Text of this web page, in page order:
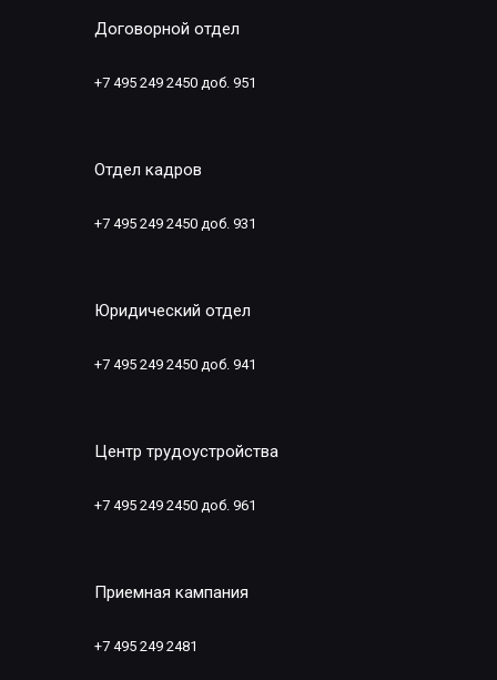
Договорной отдел
+7 495 249 2450 доб. 951
Отдел кадров
+7 495 249 2450 доб. 931
Юридический отдел
+7 495 249 2450 доб. 941
Центр трудоустройства
+7 495 249 2450 доб. 961
Приемная кампания
+7 495 249 2481